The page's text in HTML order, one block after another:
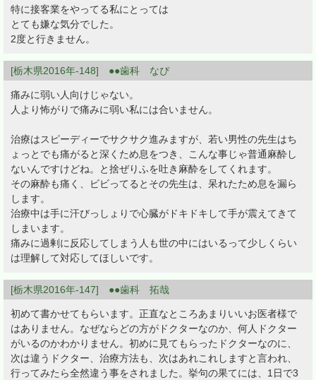
特に接客業をやってる私にとっては
とても嫌な気分でした。
2度と行きません。
[栃木県2016年-148] ●●歯科 なぴ
痛みに弱い人向けじゃない。
人より怖がりで痛みに弱い私には合いません。
治療はスピーディーでサクサク進みますが、若い男性の先生はち
ょっとでも痛がると深くため息をつき、こんな事じゃ普通麻酔し
ないんですけどね。と捨ぜりふを吐き麻酔をしてくれます。
その麻酔も痛く、ビビってるとその先生は、呆れたため息を漏ら
します。
治療中は手に汗びっしょりで心臓がドキドキして手が震えてきて
しまいます。
痛みに過剰に反応してしまう人も世の中にはいるって少しくらい
は理解して対応してほしいです。
[栃木県2016年-147] ●●歯科 拓哉
初めて書かせてもらいます。正直なところあまりいいお医者様で
はありません。なぜならどの方がドクターなのか、何人ドクター
がいるのかわかりません。初めに見てもらったドクターなのに、
次は違うドクター、治療方法も、次はあれこれしますと言われ、
行ってみたら全然違う事をされました。挙句の果てには、1日で3